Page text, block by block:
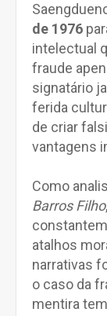
de 1976
intelectual
fraude
signatário
ferida
de criar
vantagens
Como
Barros Filho
atalhos
narrativas
o caso da
mentira